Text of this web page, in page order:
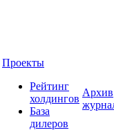
Проекты
Рейтинг
холдингов
База
дилеров
Архив